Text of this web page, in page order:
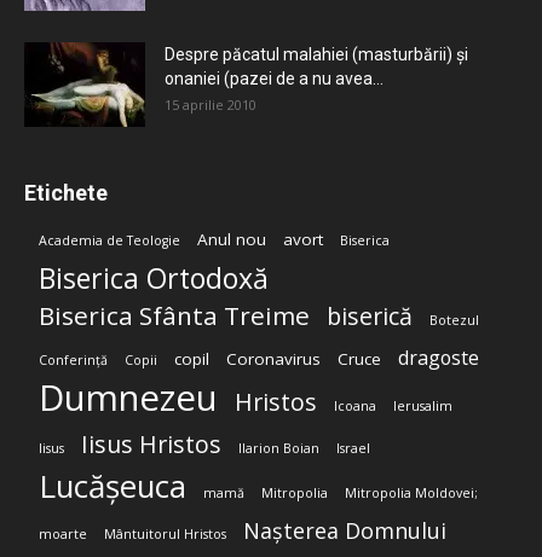
Despre păcatul malahiei (masturbării) şi
onaniei (pazei de a nu avea...
15 aprilie 2010
Etichete
Academia de Teologie Anul nou avort Biserica
Biserica Ortodoxă
Biserica Sfânta Treime biserică Botezul
Conferință Copii copil Coronavirus Cruce dragoste
Dumnezeu Hristos Icoana Ierusalim
Iisus Iisus Hristos Ilarion Boian Israel
Lucășeuca mamă Mitropolia Mitropolia Moldovei;
moarte Mântuitorul Hristos Nașterea Domnului